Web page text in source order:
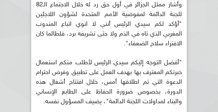
وأشار ممثل الجزائر في أول حق رد له خلال الاجتماع الـ82
للجنة الدائمة لمفوضية الأمم المتحدة لشؤون اللاجئين
"أؤكد لكم سيدي الرئيس أنني لا انوي اتباع المندوب
المغربي الذي تاه في الذم ولا حتى تشريفه برد، فلطالما كان
الافتراء سلاح الضعفاء".
"أفضل التوجه إليكم سيدي الرئيس لأطلب منكم استعمال
خبرتكم المعترف بها بهدف العمل على تطبيق وفرض احترام
الدعوة التي تم اطلاقها أمس، خلال افتتاح أشغال هذه
الدورة، بخصوص ضرورة الحفاظ على الطابع الإنساني
والبناء لمداولات اللجنة الدائمة"، يضيف المسؤول نفسه.